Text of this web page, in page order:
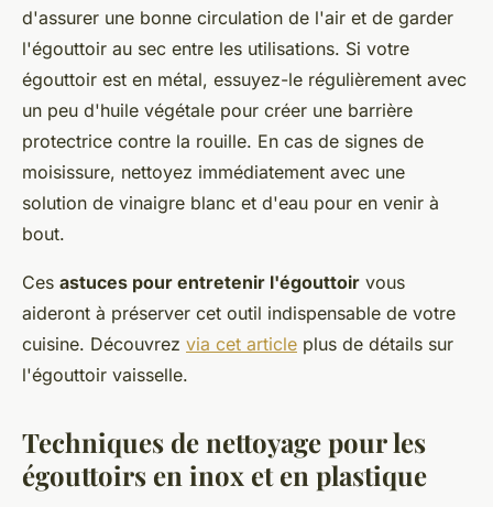
d'assurer une bonne circulation de l'air et de garder
l'égouttoir au sec entre les utilisations. Si votre
égouttoir est en métal, essuyez-le régulièrement avec
un peu d'huile végétale pour créer une barrière
protectrice contre la rouille. En cas de signes de
moisissure, nettoyez immédiatement avec une
solution de vinaigre blanc et d'eau pour en venir à
bout.
Ces astuces pour entretenir l'égouttoir vous
aideront à préserver cet outil indispensable de votre
cuisine. Découvrez via cet article plus de détails sur
l'égouttoir vaisselle.
Techniques de nettoyage pour les
égouttoirs en inox et en plastique